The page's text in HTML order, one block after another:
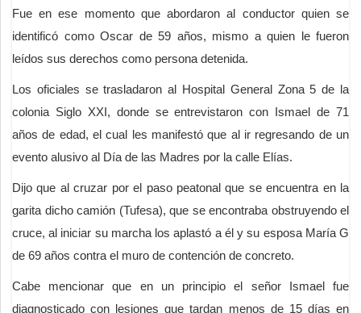
Fue en ese momento que abordaron al conductor quien se
identificó como Oscar de 59 años, mismo a quien le fueron
leídos sus derechos como persona detenida.
Los oficiales se trasladaron al Hospital General Zona 5 de la
colonia Siglo XXI, donde se entrevistaron con Ismael de 71
años de edad, el cual les manifestó que al ir regresando de un
evento alusivo al Día de las Madres por la calle Elías.
Dijo que al cruzar por el paso peatonal que se encuentra en la
garita dicho camión (Tufesa), que se encontraba obstruyendo el
cruce, al iniciar su marcha los aplastó a él y su esposa María G
de 69 años contra el muro de contención de concreto.
Cabe mencionar que en un principio el señor Ismael fue
diagnosticado con lesiones que tardan menos de 15 días en